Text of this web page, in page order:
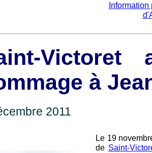
Information
Victoret
à
2011
Le 19
de Saint-